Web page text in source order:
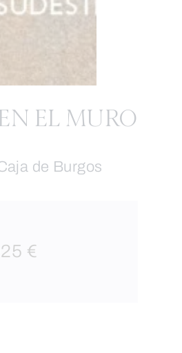
EL MURO
de Burgos
25 €